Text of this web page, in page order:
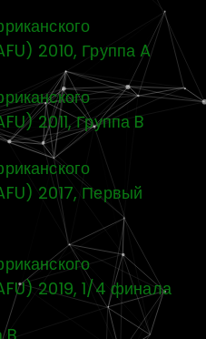
2010, Группа A
2011, Группа B
2017, Первый
2019, 1/4 финала